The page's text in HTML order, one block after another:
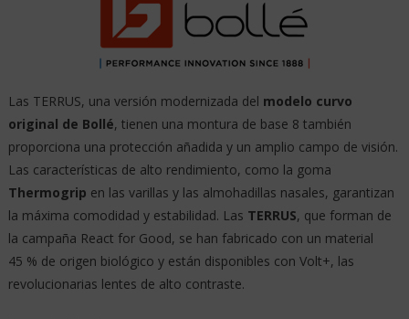
Las TERRUS, una versión modernizada del modelo curvo
original de Bollé, tienen una montura de base 8 también
proporciona una protección añadida y un amplio campo de visión.
Las características de alto rendimiento, como la goma
Thermogrip en las varillas y las almohadillas nasales, garantizan
la máxima comodidad y estabilidad. Las TERRUS, que forman de
la campaña React for Good, se han fabricado con un material
45 % de origen biológico y están disponibles con Volt+, las
revolucionarias lentes de alto contraste.